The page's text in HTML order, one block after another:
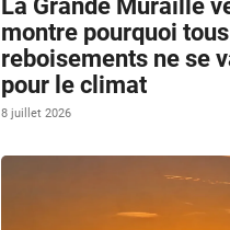
La Grande Muraille
montre pourquoi
reboisements ne se
pour le climat
8 juillet 2026